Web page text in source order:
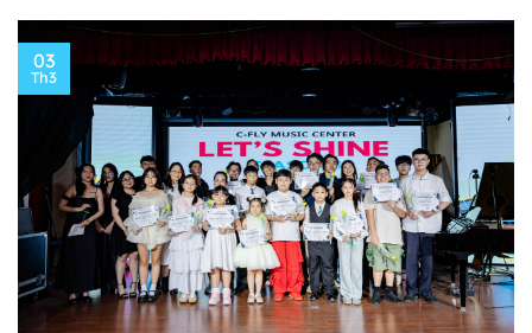
03
Th3